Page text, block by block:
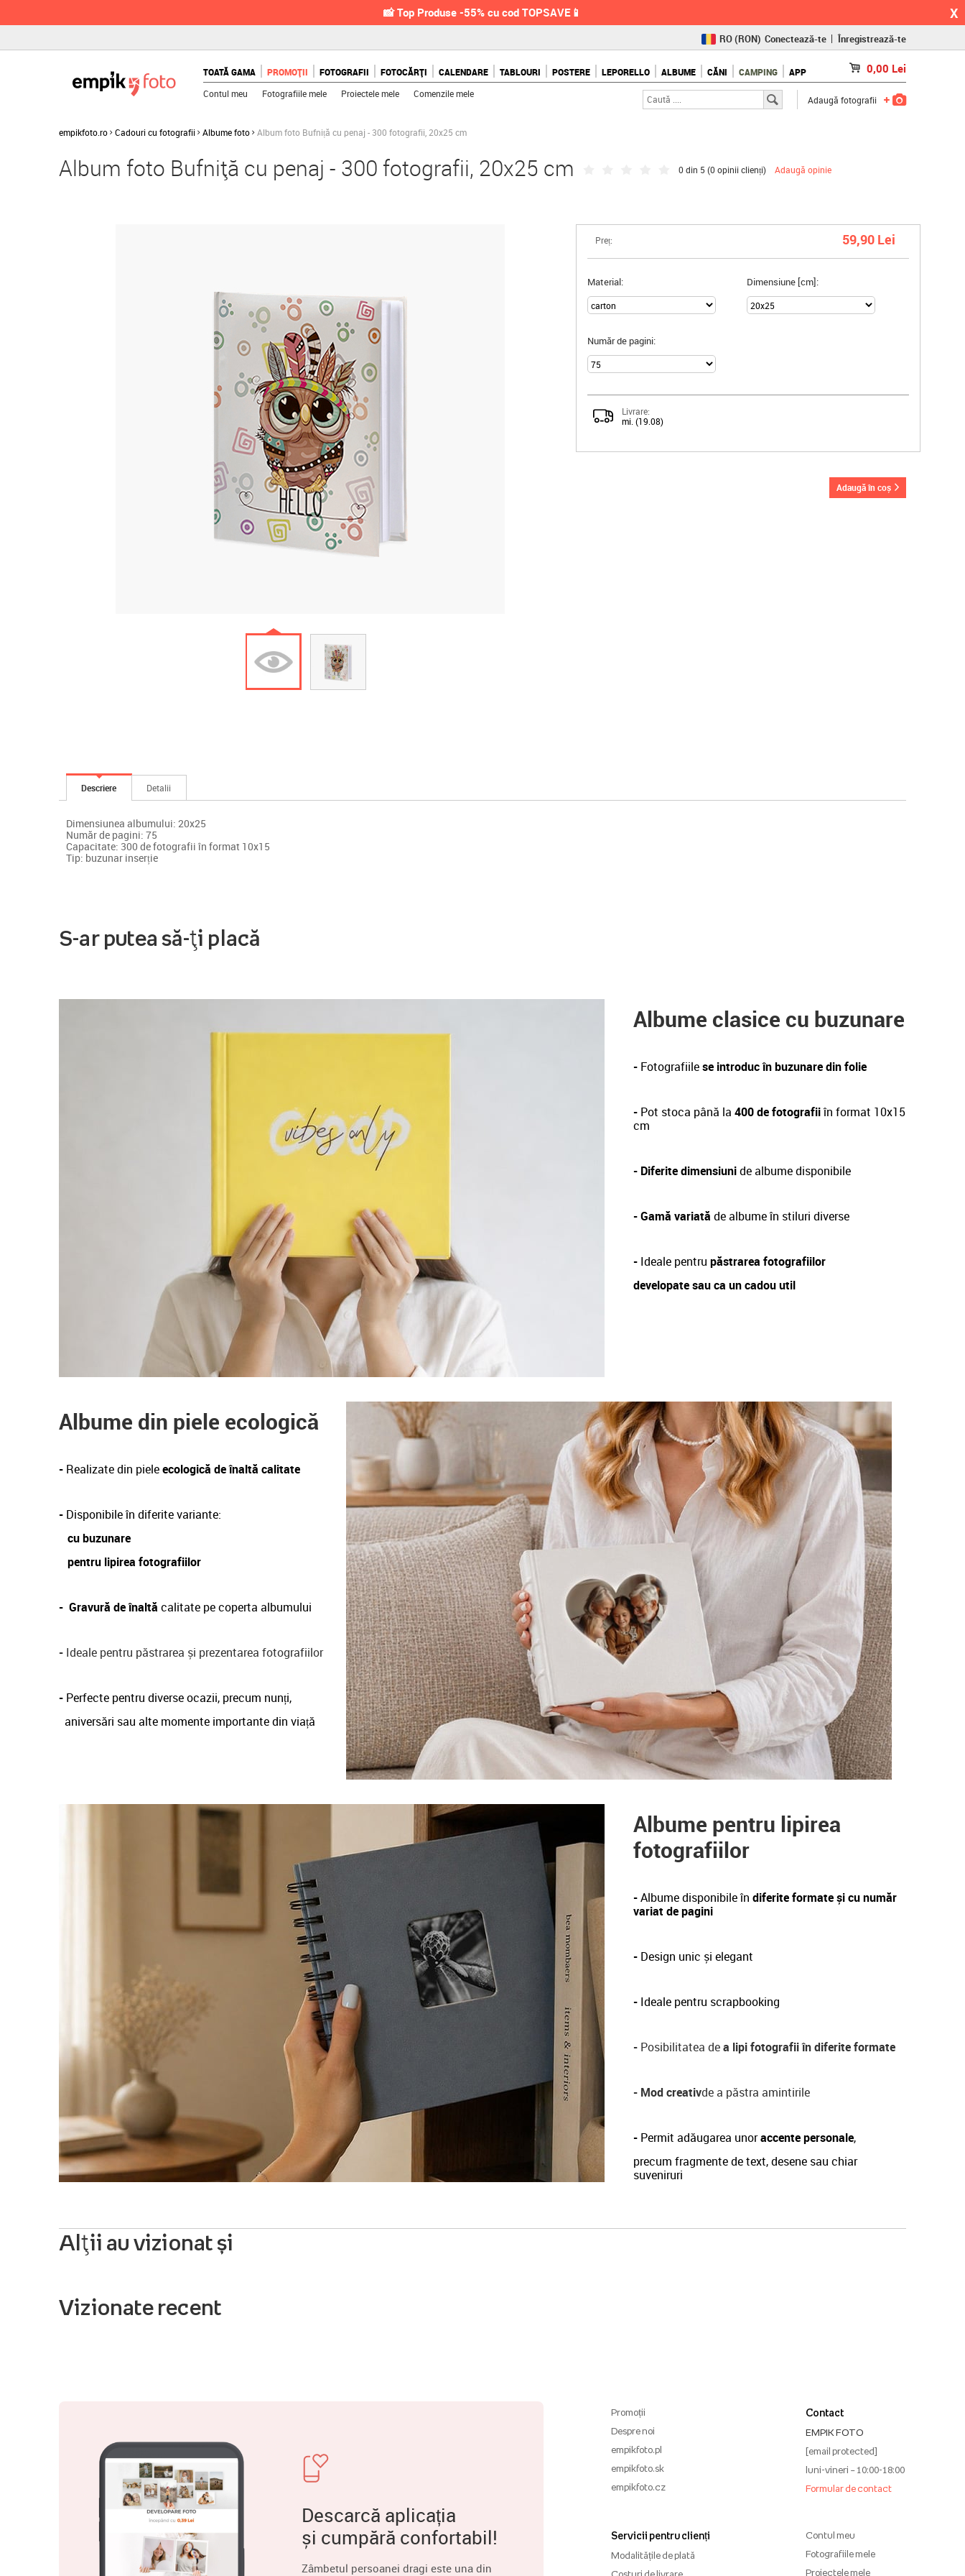
📸 Top Produse -55% cu cod TOPSAVE📱 X
(KČ)
SK(€)
RO(RON) Conectează-te Înregistrează-te
TOATĂ GAMA PROMOȚII FOTOGRAFII FOTOCĂRȚI CALENDARE TABLOURI POSTERE LEPORELLO ALBUME CĂNI CAMPING APP 0,00 Lei
Contul meu Fotografiile mele Proiectele mele Comenzile mele
Adaugă fotografii
empikfoto.ro Cadouri cu fotografii Albume foto Album foto Bufniță cu penaj - 300 fotografii, 20x25 cm
Album foto Bufniță cu penaj - 300 fotografii, 20x25 cm 0 din 5 (0 opinii clienți) Adaugă opinie
Preț: 59,90 Lei
Material: Dimensiune [cm]:
Număr de pagini:
Livrare:
mi. (19.08)
adaugă în coș
Descriere Detalii
Dimensiunea albumului: 20x25
Număr de pagini: 75
Capacitate: 300 de fotografii în format 10x15
Tip: buzunar inserție
S-ar putea să-ți placă
Albume clasice cu buzunare
- Fotografiilese introduc în buzunare din folie
-Pot stoca până la 400 de fotografiiîn format 10x15
cm
- Diferite dimensiunide albume disponibile
- Gamă variată de albume în stiluri diverse
-Ideale pentru păstrarea fotografiilor
developate sau ca un cadou util
Albume din piele ecologică
- Realizate din pieleecologică de înaltă calitate
- Disponibile în diferite variante:
cu buzunare
pentru lipirea fotografiilor
- Gravură de înaltă calitate pe coperta albumului
- Ideale pentru păstrarea și prezentarea fotografiilor
- Perfecte pentru diverse ocazii, precum nunți,
aniversări sau alte momente importante din viață
Albume pentru lipirea
fotografiilor
-Albume disponibile în diferite formate și cu număr
variat de pagini
-Design unic și elegant
- Ideale pentru scrapbooking
-Posibilitatea dea lipi fotografii în diferite formate
- Mod creativde a păstra amintirile
-Permit adăugarea unoraccente personale,
precum fragmente de text, desene sau chiar
suveniruri
Alții au vizionat și
Vizionate recent
Descarcă aplicația
și cumpără confortabil!
Zâmbetul persoanei dragi este una din
Promoții
Despre noi
empikfoto.pl
empikfoto.sk
empikfoto.cz
Servicii pentru clienți
Modalitățile de plată
Contact
EMPIK FOTO
[email protected]
luni-vineri – 10:00-18:00
Formular de contact
Contul meu
Fotografiile mele
Proiectele mele